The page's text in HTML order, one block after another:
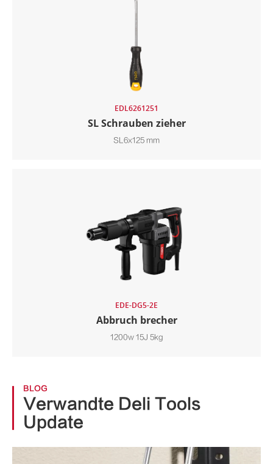
EDL6261251
SL Schrauben zieher
SL6x125 mm
EDE-DG5-2E
Abbruch brecher
1200w 15J 5kg
BLOG
Verwandte Deli Tools
Update